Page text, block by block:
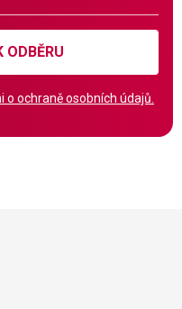
ODBĚRU
o ochraně osobních údajů.